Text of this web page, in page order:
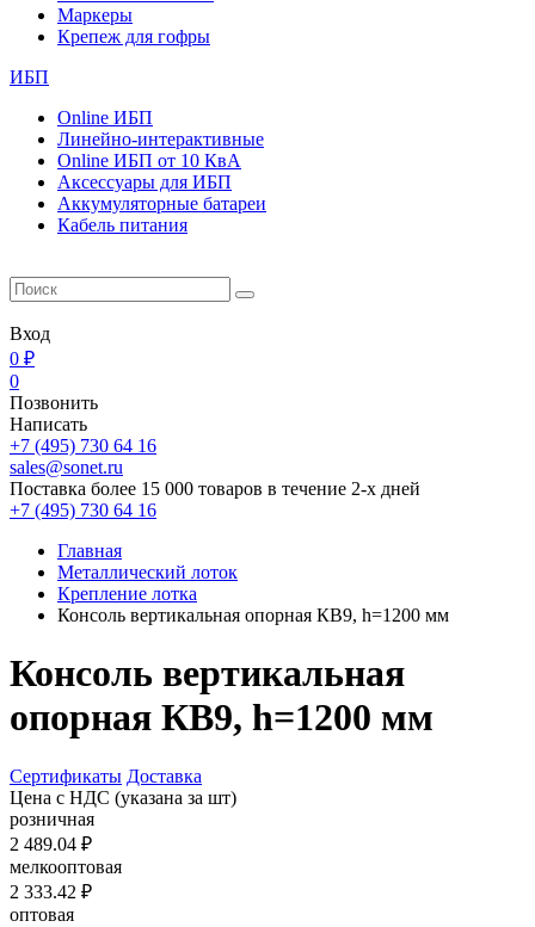
Маркеры
Крепеж для гофры
ИБП
Online ИБП
Линейно-интерактивные
Online ИБП от 10 КвА
Aксессуары для ИБП
Аккумуляторные батареи
Кабель питания
Вход
0 ₽
0
Позвонить
Написать
+7 (495) 730 64 16
sales@sonet.ru
Поставка более 15 000 товаров в течение 2-х дней
+7 (495) 730 64 16
Главная
Металлический лоток
Крепление лотка
Консоль вертикальная опорная КВ9, h=1200 мм
Консоль вертикальная
опорная КВ9, h=1200 мм
Сертификаты Доставка
Цена с НДС (указана за шт)
розничная
2 489.04 ₽
мелкооптовая
2 333.42 ₽
оптовая